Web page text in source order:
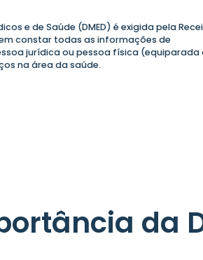
e de Saúde (DMED) é exigida pela
constar todas as informações de
jurídica ou pessoa física (equiparada
na área da saúde.
da